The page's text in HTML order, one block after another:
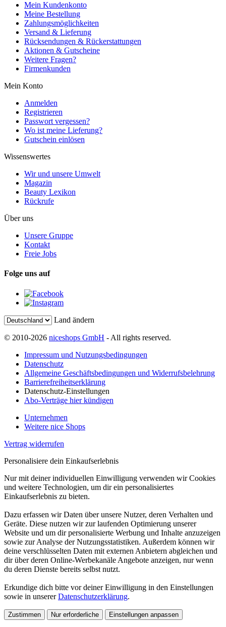
Mein Kundenkonto
Meine Bestellung
Zahlungsmöglichkeiten
Versand & Lieferung
Rücksendungen & Rückerstattungen
Aktionen & Gutscheine
Weitere Fragen?
Firmenkunden
Mein Konto
Anmelden
Registrieren
Passwort vergessen?
Wo ist meine Lieferung?
Gutschein einlösen
Wissenswertes
Wir und unsere Umwelt
Magazin
Beauty Lexikon
Rückrufe
Über uns
Unsere Gruppe
Kontakt
Freie Jobs
Folge uns auf
Land ändern
© 2010-2026 niceshops GmbH - All rights reserved.
Impressum und Nutzungsbedingungen
Datenschutz
Allgemeine Geschäftsbedingungen und Widerrufsbelehrung
Barrierefreiheitserklärung
Datenschutz-Einstellungen
Abo-Verträge hier kündigen
Unternehmen
Weitere nice Shops
Vertrag widerrufen
Personalisiere dein Einkaufserlebnis
Nur mit deiner individuellen Einwilligung verwenden wir Cookies
und weitere Technologien, um dir ein personalisiertes
Einkaufserlebnis zu bieten.
Dazu erfassen wir Daten über unsere Nutzer, deren Verhalten und
Geräte. Diese nutzen wir zur laufenden Optimierung unserer
Website und um dir personalisierte Werbung und Inhalte anzuzeigen
sowie zur Analyse der Nutzungsstatistiken. Außerdem können wir
deine verschlüsselten Daten mit externen Anbietern abgleichen und
dir über deren Online-Werbekanäle Angebote anzeigen, nur wenn
du deren Dienste bereits selbst nutzt.
Erkundige dich bitte vor deiner Einwilligung in den Einstellungen
sowie in unsererDatenschutzerklärung.
Zustimmen Nur erforderliche Einstellungen anpassen